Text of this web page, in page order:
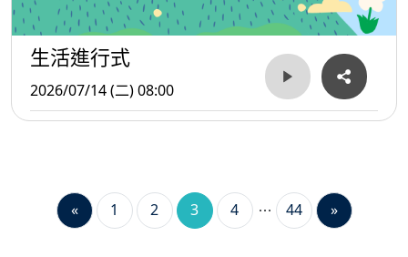
生活進行式
2026/07/14 (二) 08:00
« 1 2 3 4 44 »